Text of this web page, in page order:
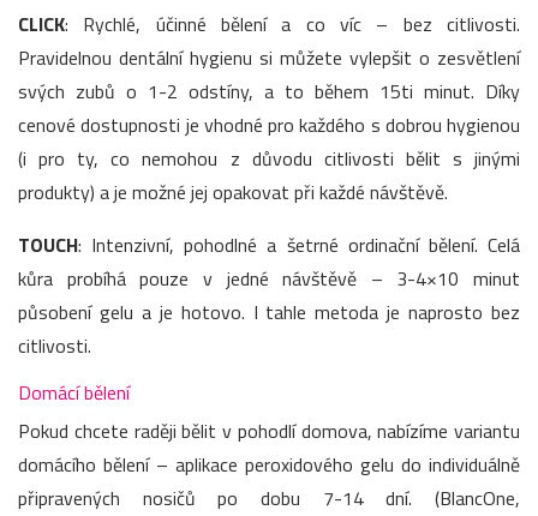
CLICK: Rychlé, účinné bělení a co víc – bez citlivosti.
Pravidelnou dentální hygienu si můžete vylepšit o zesvětlení
svých zubů o 1-2 odstíny, a to během 15ti minut. Díky
cenové dostupnosti je vhodné pro každého s dobrou hygienou
(i pro ty, co nemohou z důvodu citlivosti bělit s jinými
produkty) a je možné jej opakovat při každé návštěvě.
TOUCH: Intenzivní, pohodlné a šetrné ordinační bělení. Celá
kůra probíhá pouze v jedné návštěvě – 3-4×10 minut
působení gelu a je hotovo. I tahle metoda je naprosto bez
citlivosti.
Domácí bělení
Pokud chcete raději bělit v pohodlí domova, nabízíme variantu
domácího bělení – aplikace peroxidového gelu do individuálně
připravených nosičů po dobu 7-14 dní. (BlancOne,